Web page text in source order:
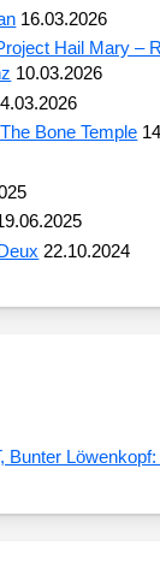
16.03.2026
Hail Mary –
10.03.2026
4.03.2026
Bone Temple
22.10.2024